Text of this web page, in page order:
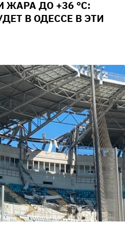
ДО +36 °С:
В ОДЕССЕ В ЭТИ